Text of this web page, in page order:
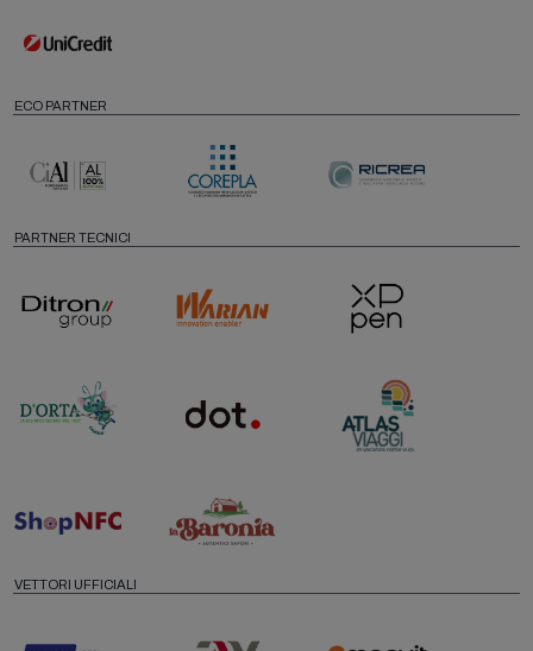
ECO PARTNER
PARTNER TECNICI
VETTORI UFFICIALI